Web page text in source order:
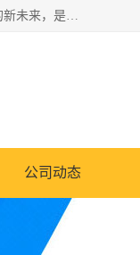
深圳运康达华科技有限公司是一家致力于健康健康产业的现代化企业，已经走过了15个春秋，开创了中医外用发展的新未来，是专业从事中医医疗仪器的研发、生产、销售、服务为一体的子公司，在医疗器械的设计、开发和生产方面率先引进国际先进技术和好的科技人员，先后开发出了场效应治疗仪、多功能治疗仪、颈椎治疗仪、腰椎治疗仪、增效垫等多个系列。
公司动态